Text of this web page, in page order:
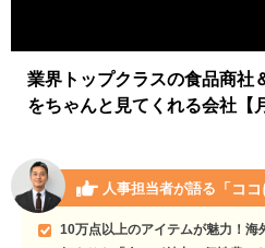
業界トップクラスの食品商社
をちゃんと見てくれる会社【
人事担当者が語る 「コ
10万点以上のアイテムが魅力！海